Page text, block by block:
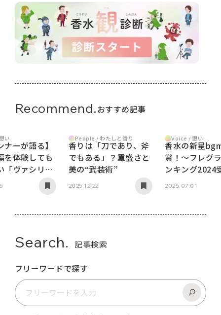
Recommend.おすすめ記事
い
ーが語る】
を体験しても
「ヴァシリー
オードパル
People / わたしと香り
香りは「刀であり、斧
でもある」？重盛さと
美の“武装術”
2025.12.22
Voice / 想い
香水の新星
賞！～フレグ
ンキング2024
2025.07.01
Search. 記事検索
フリーワードで探す